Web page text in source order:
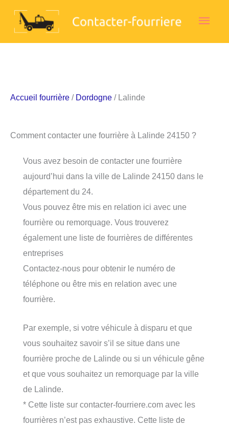
Accueil fourrière / Dordogne / Lalinde
Comment contacter une fourrière à Lalinde 24150 ?
Vous avez besoin de contacter une fourrière
aujourd’hui dans la ville de Lalinde 24150 dans le
département du 24.
Vous pouvez être mis en relation ici avec une
fourrière ou remorquage. Vous trouverez
également une liste de fourrières de différentes
entreprises
Contactez-nous pour obtenir le numéro de
téléphone ou être mis en relation avec une
fourrière.
Par exemple, si votre véhicule à disparu et que
vous souhaitez savoir s’il se situe dans une
fourrière proche de Lalinde ou si un véhicule gêne
et que vous souhaitez un remorquage par la ville
de Lalinde.
* Cette liste sur contacter-fourriere.com avec les
fourrières n’est pas exhaustive. Cette liste de